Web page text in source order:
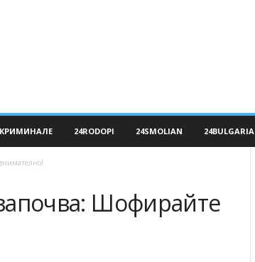
КРИМИНАЛЕ 24RODOPI 24SMOLIAN 24BULGARIA
Шофирайте